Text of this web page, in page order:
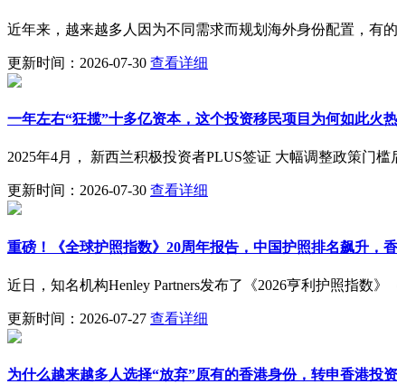
近年来，越来越多人因为不同需求而规划海外身份配置，有
更新时间：2026-07-30 查看详细
一年左右“狂揽”十多亿资本，这个投资移民项目为何如此火
2025年4月， 新西兰积极投资者PLUS签证 大幅调整政策门
更新时间：2026-07-30 查看详细
重磅！《全球护照指数》20周年报告，中国护照排名飙升，
近日，知名机构Henley Partners发布了《2026亨利护照指数
更新时间：2026-07-27 查看详细
为什么越来越多人选择“放弃”原有的香港身份，转申香港投